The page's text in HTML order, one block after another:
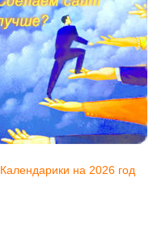
Календарики на 2026 год